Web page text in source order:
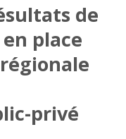
de
place
privé